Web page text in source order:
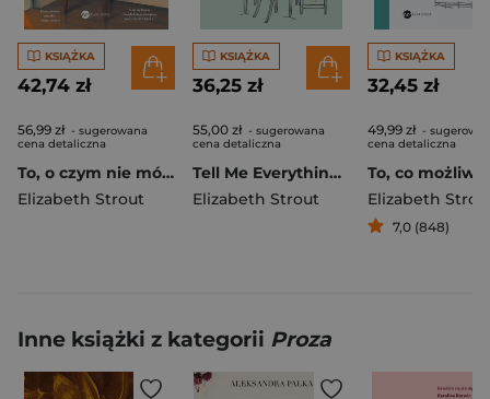
KSIĄŻKA
42,74 zł
56,99 zł - sugerowana
cena detaliczna
To, o czym nie mówimy
Elizabeth Strout
KSIĄŻKA
36,25 zł
55,00 zł - sugerowana
cena detaliczna
Tell Me Everything wer. angielska
Elizabeth Strout
KSIĄŻKA
32,45 zł
49,99 zł -
cena detaliczna
To, co możliwe
Elizabeth
7,0 (848)
Inne książki z kategorii Proza